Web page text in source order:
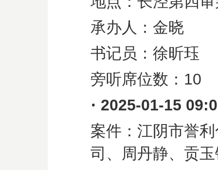
承办人：金晓
书记员：徐昕珏
旁听席位数： 10
· 2025-01-15
案件：江阴市誉
司、周丹静、贡